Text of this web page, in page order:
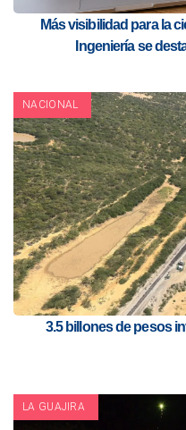
Más visibilidad para la
Ingeniería se
NACIONAL
3.5 billones de pesos
LA GUAJIRA